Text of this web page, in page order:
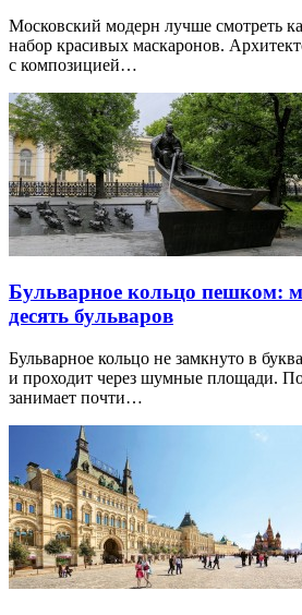
Московский модерн лучше смотреть
набор красивых маскаронов.
с композицией…
Бульварное кольцо пешком:
десять бульваров
Бульварное кольцо не замкнуто в
и проходит через шумные площади.
занимает почти…